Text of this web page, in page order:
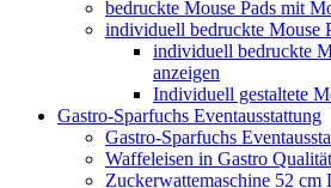
bedruckte Mouse Pads mit
individuell bedruckte Mouse
individuell bedruckte
anzeigen
Individuell gestaltete
Gastro-Sparfuchs Eventausstattung
Gastro-Sparfuchs
Waffeleisen in Gastro Qualität
Zuckerwattemaschine 52 cm